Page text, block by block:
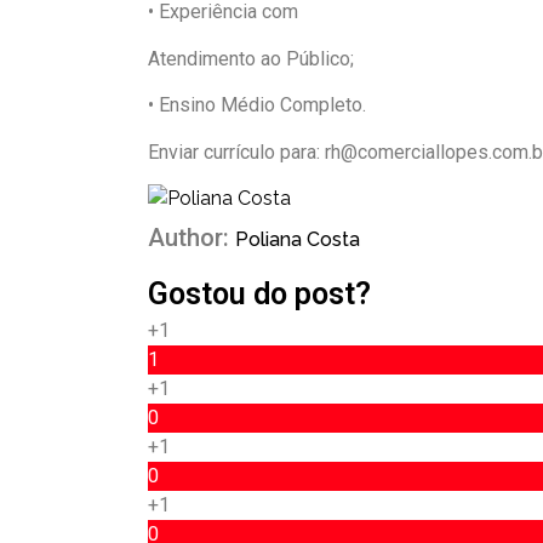
• Experiência com
Atendimento ao Público;
• Ensino Médio Completo.
Enviar currículo para:
Author: Poliana Costa
Gostou do post?
+1
1
+1
0
+1
0
+1
0